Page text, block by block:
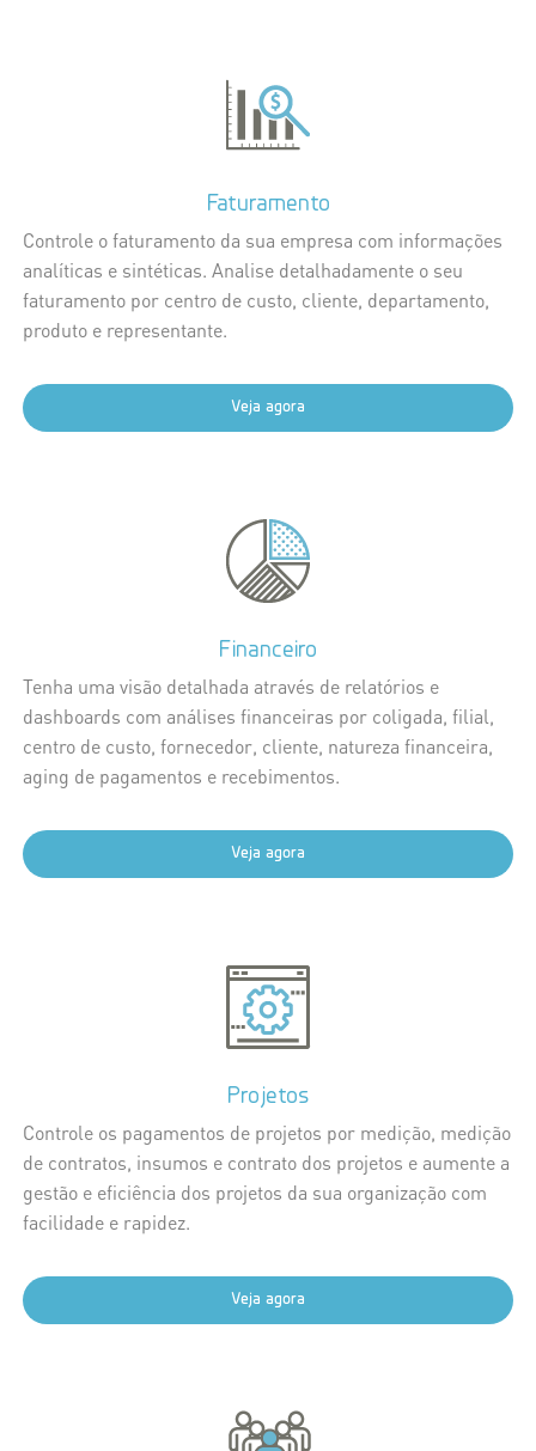
Faturamento
Controle o faturamento da sua empresa com informações
analíticas e sintéticas. Analise detalhadamente o seu
faturamento por centro de custo, cliente, departamento,
produto e representante.
Veja agora
Financeiro
Tenha uma visão detalhada através de relatórios e
dashboards com análises financeiras por coligada, filial,
centro de custo, fornecedor, cliente, natureza financeira,
aging de pagamentos e recebimentos.
Veja agora
Projetos
Controle os pagamentos de projetos por medição, medição
de contratos, insumos e contrato dos projetos e aumente a
gestão e eficiência dos projetos da sua organização com
facilidade e rapidez.
Veja agora